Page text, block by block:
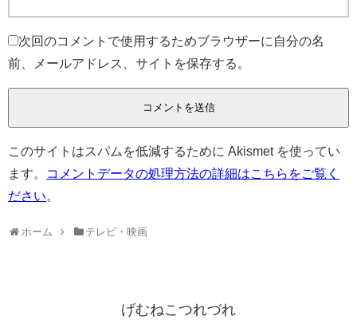
次回のコメントで使用するためブラウザーに自分の名
前、メールアドレス、サイトを保存する。
このサイトはスパムを低減するために Akismet を使ってい
ます。
コメントデータの処理方法の詳細はこちらをご覧く
ださい。
ホーム テレビ・映画
げむねこつれづれ